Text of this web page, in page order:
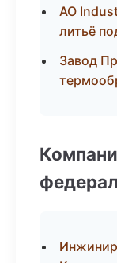
АО
литьё
Завод